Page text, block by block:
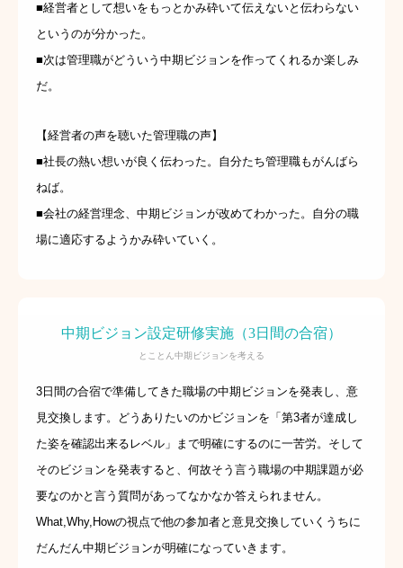
■経営者として想いをもっとかみ砕いて伝えないと伝わらない
というのが分かった。
■次は管理職がどういう中期ビジョンを作ってくれるか楽しみ
だ。
【経営者の声を聴いた管理職の声】
■社長の熱い想いが良く伝わった。自分たち管理職もがんばら
ねば。
■会社の経営理念、中期ビジョンが改めてわかった。自分の職
場に適応するようかみ砕いていく。
中期ビジョン設定研修実施（3日間の合宿）
とことん中期ビジョンを考える
3日間の合宿で準備してきた職場の中期ビジョンを発表し、意
見交換します。どうありたいのかビジョンを「第3者が達成し
た姿を確認出来るレベル」まで明確にするのに一苦労。そして
そのビジョンを発表すると、何故そう言う職場の中期課題が必
要なのかと言う質問があってなかなか答えられません。
What,Why,Howの視点で他の参加者と意見交換していくうちに
だんだん中期ビジョンが明確になっていきます。